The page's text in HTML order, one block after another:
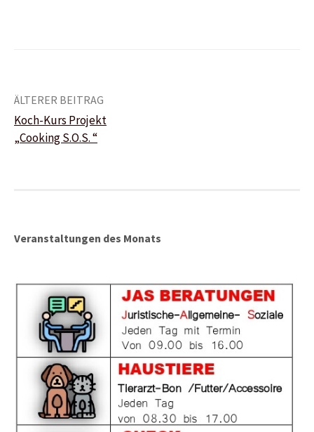
Beitrags-
Navigation
ÄLTERER BEITRAG
Koch-Kurs Projekt
„Cooking S.O.S. “
Veranstaltungen des Monats